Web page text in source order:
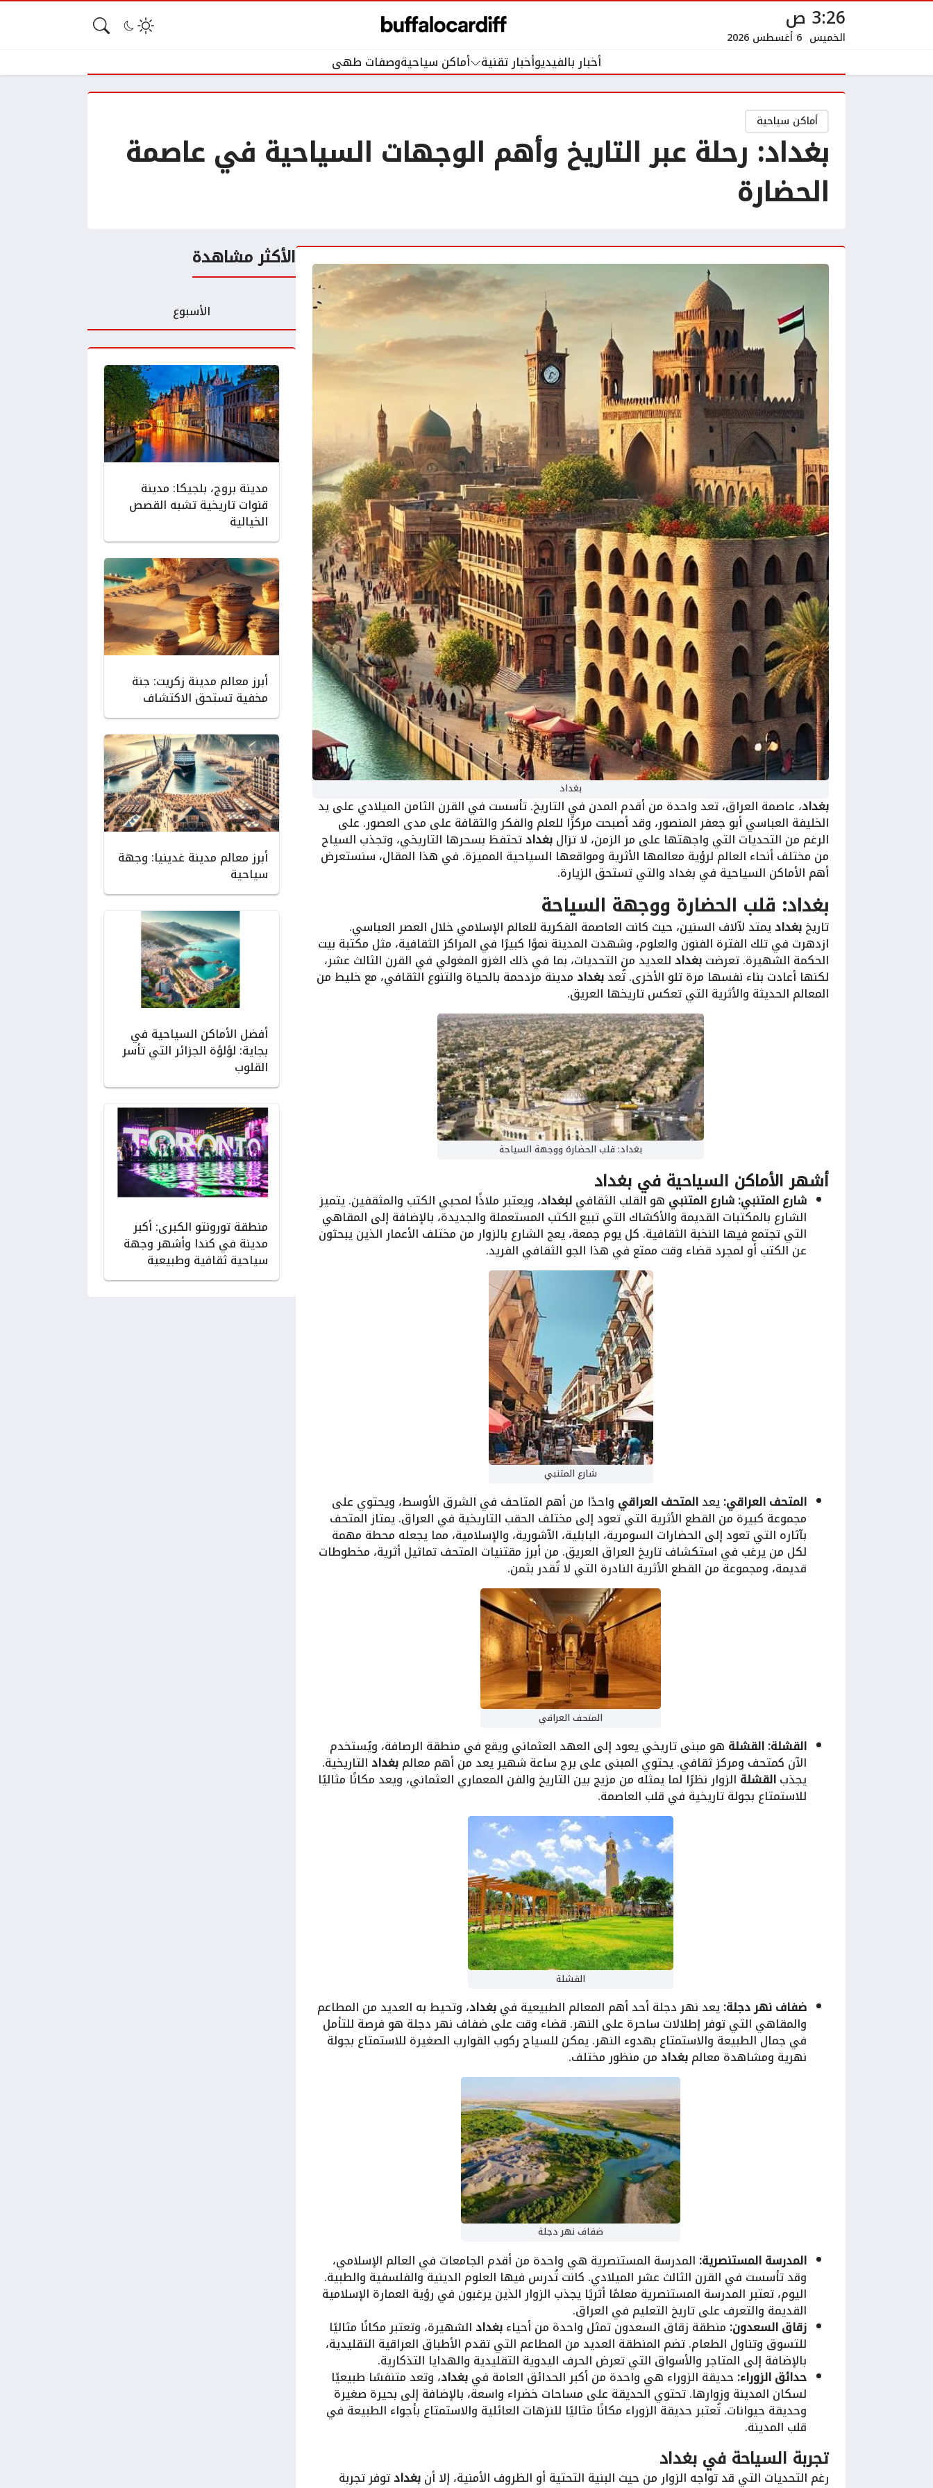
3:26 ص
الخميس 6 أغسطس 2026
أخبار بالفيديوأخبار تقنية أماكن سياحيةوصفات طهى
أماكن سياحية
بغداد: رحلة عبر التاريخ وأهم الوجهات السياحية في عاصمة
الحضارة
الأكثر مشاهدة
الأسبوع
مدينة بروج، بلجيكا: مدينة
قنوات تاريخية تشبه القصص
الخيالية
أبرز معالم مدينة زكريت: جنة
مخفية تستحق الاكتشاف
أبرز معالم مدينة غدينيا: وجهة
سياحية
أفضل الأماكن السياحية في
بجاية: لؤلؤة الجزائر التي تأسر
القلوب
منطقة تورونتو الكبرى: أكبر
مدينة في كندا وأشهر وجهة
سياحية ثقافية وطبيعية
بغداد
بغداد، عاصمة العراق، تعد واحدة من أقدم المدن في التاريخ. تأسست في القرن الثامن الميلادي على يد
الخليفة العباسي أبو جعفر المنصور، وقد أصبحت مركزًا للعلم والفكر والثقافة على مدى العصور. على
الرغم من التحديات التي واجهتها على مر الزمن، لا تزالبغدادتحتفظ بسحرها التاريخي، وتجذب السياح
من مختلف أنحاء العالم لرؤية معالمها الأثرية ومواقعها السياحية المميزة. في هذا المقال، سنستعرض
أهم الأماكن السياحية في بغداد والتي تستحق الزيارة.
بغداد: قلب الحضارة ووجهة السياحة
تاريخبغداديمتد لآلاف السنين، حيث كانت العاصمة الفكرية للعالم الإسلامي خلال العصر العباسي.
ازدهرت في تلك الفترة الفنون والعلوم، وشهدت المدينة نموًا كبيرًا في المراكز الثقافية، مثل مكتبة بيت
الحكمة الشهيرة. تعرضتبغداد للعديد من التحديات، بما في ذلك الغزو المغولي في القرن الثالث عشر،
لكنها أعادت بناء نفسها مرة تلو الأخرى. تُعدبغداد مدينة مزدحمة بالحياة والتنوع الثقافي، مع خليط من
المعالم الحديثة والأثرية التي تعكس تاريخها العريق.
بغداد: قلب الحضارة ووجهة السياحة
أشهر الأماكن السياحية في بغداد
شارع المتنبي:شارع المتنبي هو القلب الثقافيلبغداد، ويعتبر ملاذًا لمحبي الكتب والمثقفين. يتميز
الشارع بالمكتبات القديمة والأكشاك التي تبيع الكتب المستعملة والجديدة، بالإضافة إلى المقاهي
التي تجتمع فيها النخبة الثقافية. كل يوم جمعة، يعج الشارع بالزوار من مختلف الأعمار الذين يبحثون
عن الكتب أو لمجرد قضاء وقت ممتع في هذا الجو الثقافي الفريد.
شارع المتنبي
المتحف العراقي:يعدالمتحف العراقي واحدًا من أهم المتاحف في الشرق الأوسط، ويحتوي على
مجموعة كبيرة من القطع الأثرية التي تعود إلى مختلف الحقب التاريخية في العراق. يمتاز المتحف
بآثاره التي تعود إلى الحضارات السومرية، البابلية، الآشورية، والإسلامية، مما يجعله محطة مهمة
لكل من يرغب في استكشاف تاريخ العراق العريق. من أبرز مقتنيات المتحف تماثيل أثرية، مخطوطات
قديمة، ومجموعة من القطع الأثرية النادرة التي لا تُقدر بثمن.
المتحف العراقي
القشلة:القشلة هو مبنى تاريخي يعود إلى العهد العثماني ويقع في منطقة الرصافة، ويُستخدم
الآن كمتحف ومركز ثقافي. يحتوي المبنى على برج ساعة شهير يعد من أهم معالمبغداد التاريخية.
يجذبالقشلة الزوار نظرًا لما يمثله من مزيج بين التاريخ والفن المعماري العثماني، ويعد مكانًا مثاليًا
للاستمتاع بجولة تاريخية في قلب العاصمة.
القشلة
ضفاف نهر دجلة:يعد نهر دجلة أحد أهم المعالم الطبيعية فيبغداد، وتحيط به العديد من المطاعم
والمقاهي التي توفر إطلالات ساحرة على النهر. قضاء وقت على ضفاف نهر دجلة هو فرصة للتأمل
في جمال الطبيعة والاستمتاع بهدوء النهر. يمكن للسياح ركوب القوارب الصغيرة للاستمتاع بجولة
نهرية ومشاهدة معالمبغداد من منظور مختلف.
ضفاف نهر دجلة
المدرسة المستنصرية: المدرسة المستنصرية هي واحدة من أقدم الجامعات في العالم الإسلامي،
وقد تأسست في القرن الثالث عشر الميلادي. كانت تُدرس فيها العلوم الدينية والفلسفية والطبية.
اليوم، تعتبر المدرسة المستنصرية معلمًا أثريًا يجذب الزوار الذين يرغبون في رؤية العمارة الإسلامية
القديمة والتعرف على تاريخ التعليم في العراق.
زقاق السعدون: منطقة زقاق السعدون تمثل واحدة من أحياءبغداد الشهيرة، وتعتبر مكانًا مثاليًا
للتسوق وتناول الطعام. تضم المنطقة العديد من المطاعم التي تقدم الأطباق العراقية التقليدية،
بالإضافة إلى المتاجر والأسواق التي تعرض الحرف اليدوية التقليدية والهدايا التذكارية.
حدائق الزوراء: حديقة الزوراء هي واحدة من أكبر الحدائق العامة فيبغداد، وتعد متنفسًا طبيعيًا
لسكان المدينة وزوارها. تحتوي الحديقة على مساحات خضراء واسعة، بالإضافة إلى بحيرة صغيرة
وحديقة حيوانات. تُعتبر حديقة الزوراء مكانًا مثاليًا للنزهات العائلية والاستمتاع بأجواء الطبيعة في
قلب المدينة.
تجربة السياحة في بغداد
رغم التحديات التي قد تواجه الزوار من حيث البنية التحتية أو الظروف الأمنية، إلا أنبغدادتوفر تجربة